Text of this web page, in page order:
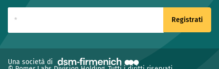
Una società di